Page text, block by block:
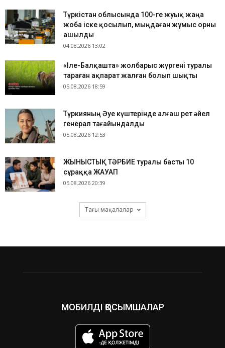
Түркістан облысында 100-ге жуық жаңа
жоба іске қосылып, мыңдаған жұмыс орны
ашылды
04.08.2026 13:02
«Іле-Балқашта» жолбарыс жүргені туралы
тараған ақпарат жалған болып шықты
05.08.2026 18:59
Түркияның Әуе күштерінде алғаш рет әйел
генерал тағайындалды
05.08.2026 12:53
ЖЫНЫСТЫҚ ТӘРБИЕ туралы басты 10
сұраққа ЖАУАП
05.08.2026 20:39
Тағы мақалалар
МОБИЛДІ ҚОСЫМШАЛАР